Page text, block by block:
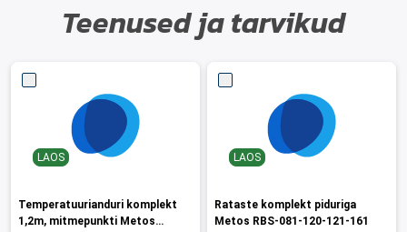
Teenused ja tarvikud
LAOS
Temperatuurianduri komplekt
1,2m, mitmepunkti Metos
LAOS
Rataste komplekt piduriga
Metos RBS-081-120-121-161